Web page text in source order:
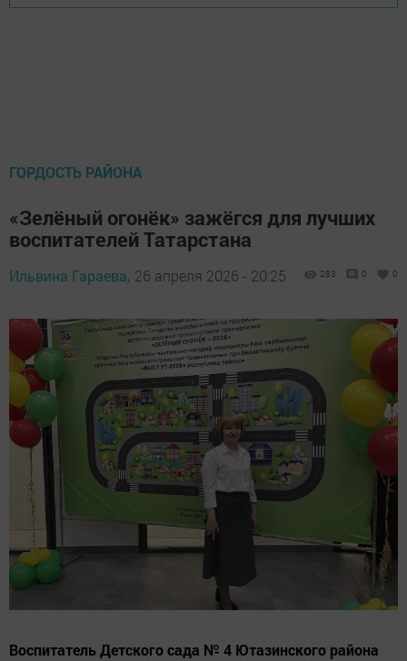
ГОРДОСТЬ РАЙОНА
«Зелёный огонёк» зажёгся для лучших
воспитателей Татарстана
Ильвина Гараева, 26 апреля 2026 - 20:25 283 0 0
Воспитатель Детского сада № 4 Ютазинского района